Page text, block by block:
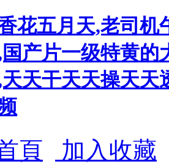
花五月天,老司
产片一级特黄
天干天天操天天
頁 加入收藏